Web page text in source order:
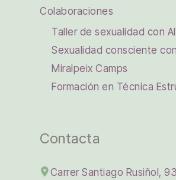
Colaboraciones
Taller de sexualidad con
Sexualidad consciente
Miralpeix Camps
Formación en Técnica
Contacta
Carrer Santiago Rusiñol,